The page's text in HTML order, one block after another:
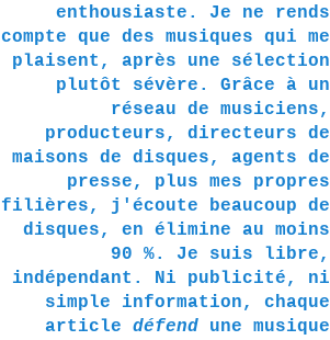
enthousiaste. Je ne rends
compte que des musiques qui me
plaisent, après une sélection
plutôt sévère. Grâce à un
réseau de musiciens,
producteurs, directeurs de
maisons de disques, agents de
presse, plus mes propres
filières, j'écoute beaucoup de
disques, en élimine au moins
90 %. Je suis libre,
indépendant. Ni publicité, ni
simple information, chaque
article défend une musique